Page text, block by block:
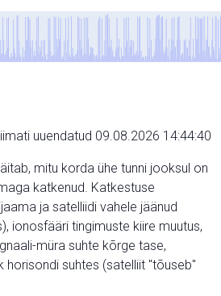
uuendatud 09.08.2026 14:44:40
mitu korda ühe tunni jooksul on
katkenud. Katkestuse
ja satelliidi vahele jäänud
ionosfääri tingimuste kiire muutus,
müra suhte kõrge tase,
horisondi suhtes (satelliit "tõuseb"